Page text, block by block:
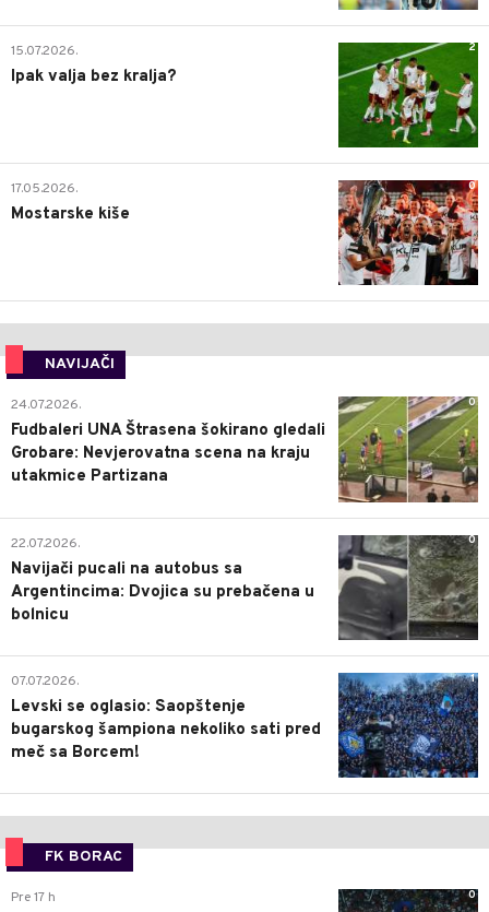
2
15.07.2026.
Ipak valja bez kralja?
0
17.05.2026.
Mostarske kiše
NAVIJAČI
0
24.07.2026.
Fudbaleri UNA Štrasena šokirano gledali
Grobare: Nevjerovatna scena na kraju
utakmice Partizana
0
22.07.2026.
Navijači pucali na autobus sa
Argentincima: Dvojica su prebačena u
bolnicu
1
07.07.2026.
Levski se oglasio: Saopštenje
bugarskog šampiona nekoliko sati pred
meč sa Borcem!
FK BORAC
0
Pre 17 h